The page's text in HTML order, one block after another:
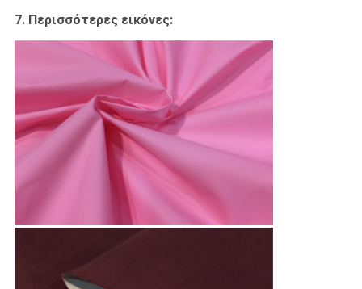
7. Περισσότερες εικόνες: